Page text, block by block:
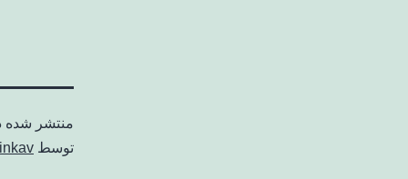
منتشر شده
توسط